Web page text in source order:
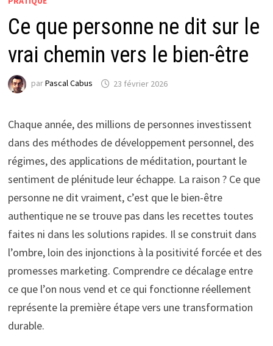
Ce que personne ne dit sur le
vrai chemin vers le bien-être
parPascal Cabus 23 février 2026
Chaque année, des millions de personnes investissent
dans des méthodes de développement personnel, des
régimes, des applications de méditation, pourtant le
sentiment de plénitude leur échappe. La raison ? Ce que
personne ne dit vraiment, c’est que le bien-être
authentique ne se trouve pas dans les recettes toutes
faites ni dans les solutions rapides. Il se construit dans
l’ombre, loin des injonctions à la positivité forcée et des
promesses marketing. Comprendre ce décalage entre
ce que l’on nous vend et ce qui fonctionne réellement
représente la première étape vers une transformation
durable.